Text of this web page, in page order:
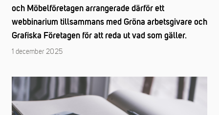
och Möbelföretagen arrangerade därför ett
webbinarium tillsammans med Gröna arbetsgivare och
Grafiska Företagen för att reda ut vad som gäller.
1 december 2025